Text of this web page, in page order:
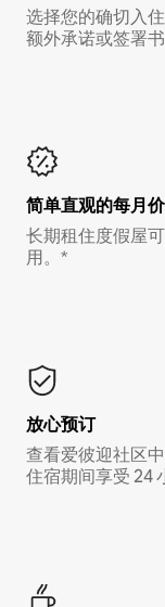
选择您的确切入
额外承诺或签署
简单直观的每月
长期租住度假屋
用。*
放心预订
查看爱彼迎社区
住宿期间享受 24